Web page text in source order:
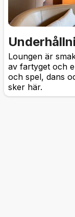
Loungen är
av fartyget och
och spel, dans
sker här.